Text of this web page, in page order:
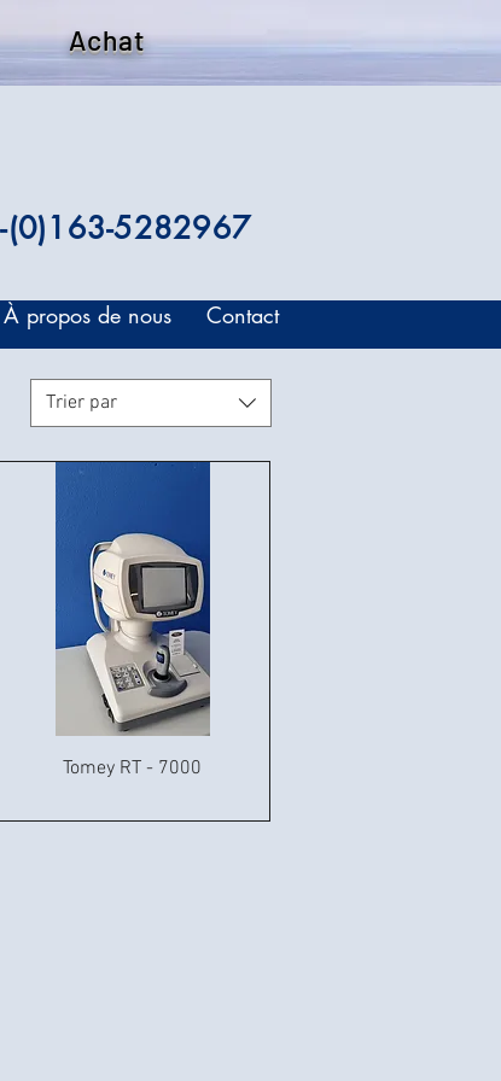
Achat
(0)163-5282967
À propos de nous Contact
Trier par
Tomey RT - 7000